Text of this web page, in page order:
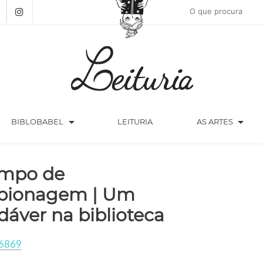
BIBLOBABEL arrow_drop_down LEITURIA AS ARTES arrow_drop_down
de
| Um
na biblioteca